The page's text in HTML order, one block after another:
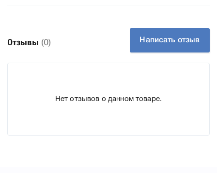
Отзывы (0) Написать отзыв
Нет отзывов о данном товаре.